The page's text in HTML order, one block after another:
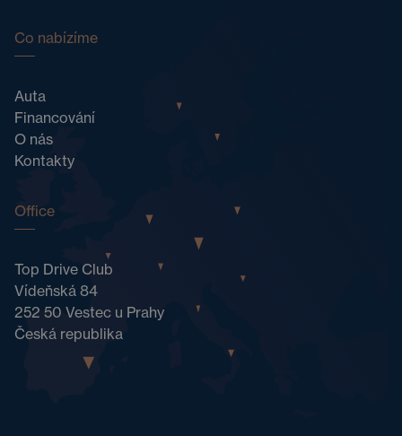
Co nabízíme
Auta
Financování
O nás
Kontakty
Office
Top Drive Club
Vídeňská 84
252 50 Vestec u Prahy
Česká republika